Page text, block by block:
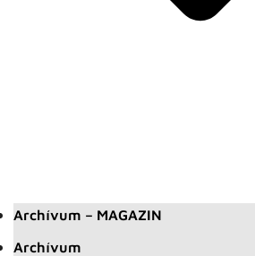
Archívum – MAGAZIN
Archívum